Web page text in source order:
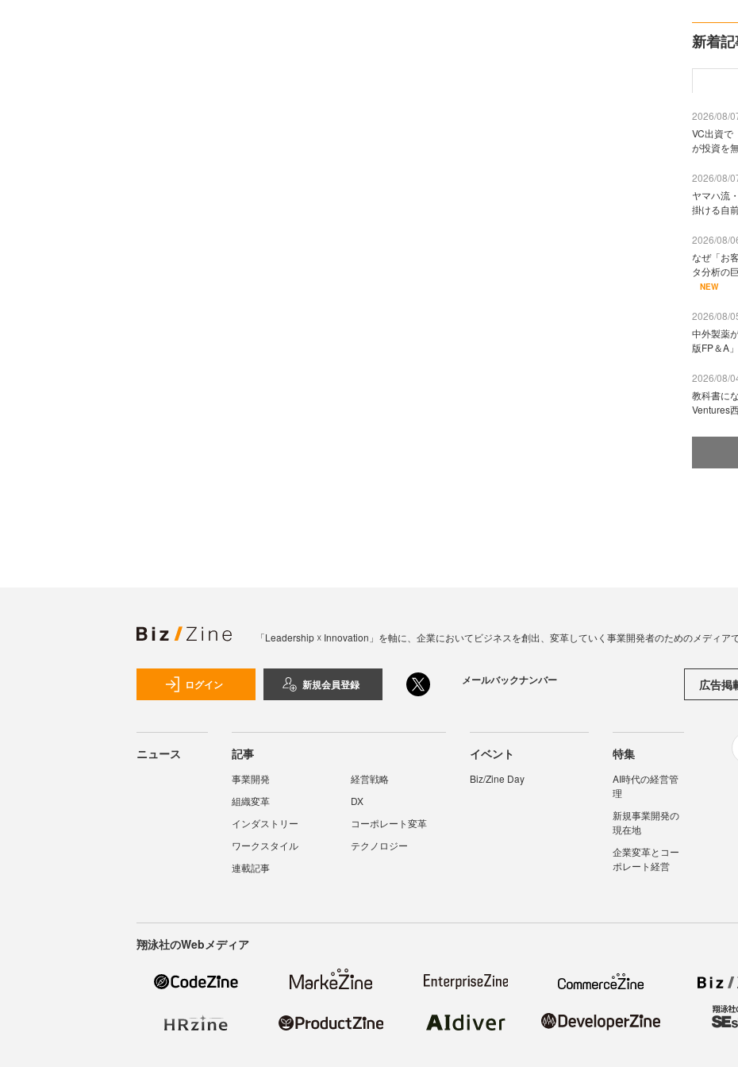
新着
2026/08/
VC出資で
が投資を
2026/08/
ヤマハ流
掛ける自
2026/08/
なぜ「お
タ分析の
NEW
2026/08/
中外製薬
版FP＆A
2026/08/
教科書に
Ventures
「Leadership ☓ Innovation」を軸に、企業においてビジネスを創出、変革していく事業開発者のためのメディアで
ログイン 新規会員登録 メールバックナンバー 広告掲
ニュース 記事
事業開発
経営戦略
組織変革
DX
インダストリー
コーポレート変革
ワークスタイル
テクノロジー
連載記事
イベント
Biz/Zine Day
特集
AI時代の経営管
理
新規事業開発の
現在地
企業変革とコー
ポレート経営
翔泳社のWebメディア